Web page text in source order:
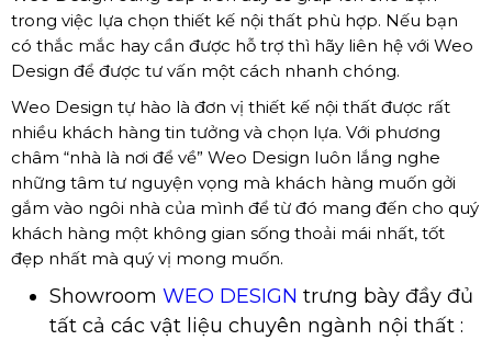
trong việc lựa chọn thiết kế nội thất phù hợp. Nếu bạn
có thắc mắc hay cần được hỗ trợ thì hãy liên hệ với Weo
Design để được tư vấn một cách nhanh chóng.
Weo Design tự hào là đơn vị thiết kế nội thất được rất
nhiều khách hàng tin tưởng và chọn lựa. Với phương
châm “nhà là nơi để về” Weo Design luôn lắng nghe
những tâm tư nguyện vọng mà khách hàng muốn gởi
gắm vào ngôi nhà của mình để từ đó mang đến cho quý
khách hàng một không gian sống thoải mái nhất, tốt
đẹp nhất mà quý vị mong muốn.
Showroom WEO DESIGN trưng bày đầy đủ
tất cả các vật liệu chuyên ngành nội thất :